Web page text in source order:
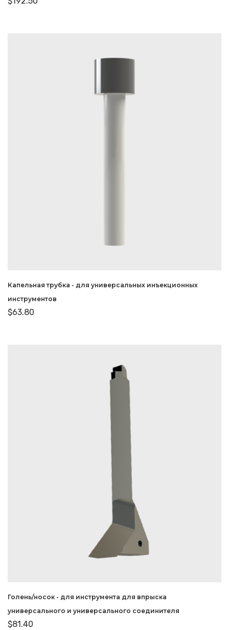
Капельная трубка - для универсальных инъекционных
инструментов
$63.80
Голень/носок - для инструмента для впрыска
универсального и универсального соединителя
$81.40